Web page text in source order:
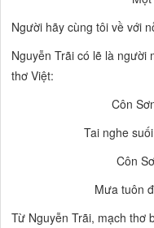
Người hãy cùng tôi về với
Nguyễn Trãi có lẽ là người
thơ Việt:
Côn
Tai nghe
Côn
Mưa tuôn
Từ Nguyễn Trãi, mạch thơ